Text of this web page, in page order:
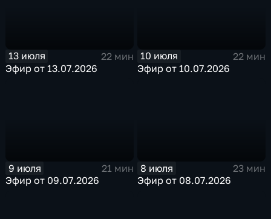
13 июля
22 мин
Эфир от 13.07.2026
10 июля
22 мин
Эфир от 10.07.2026
9 июля
21 мин
Эфир от 09.07.2026
8 июля
23 мин
Эфир от 08.07.2026